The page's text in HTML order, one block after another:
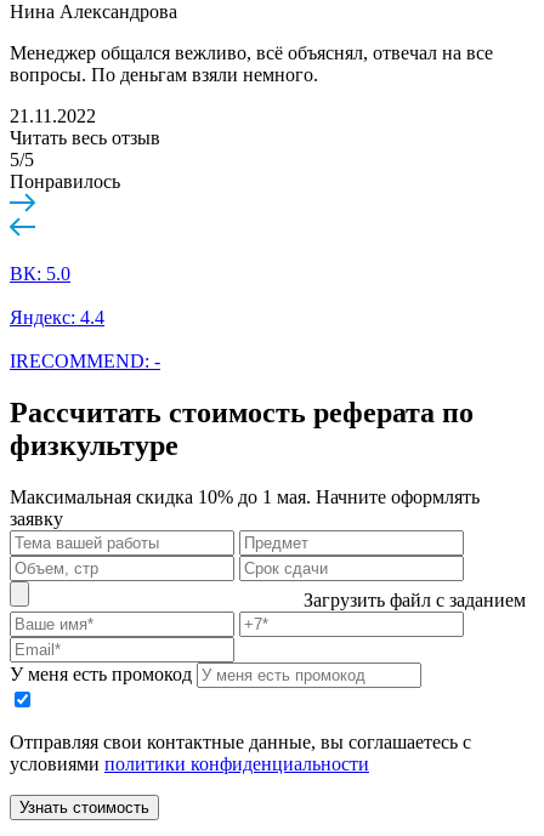
Нина Александрова
Менеджер общался вежливо, всё объяснял, отвечал на все
вопросы. По деньгам взяли немного.
21.11.2022
Читать весь отзыв
5/5
Понравилось
ВК: 5.0
Яндекс: 4.4
IRECOMMEND: -
Рассчитать стоимость реферата по
физкультуре
Максимальная скидка 10% до 1 мая. Начните оформлять
заявку
Загрузить файл с заданием
У меня есть промокод
Отправляя свои контактные данные, вы соглашаетесь с
условиями политики конфиденциальности
Узнать стоимость